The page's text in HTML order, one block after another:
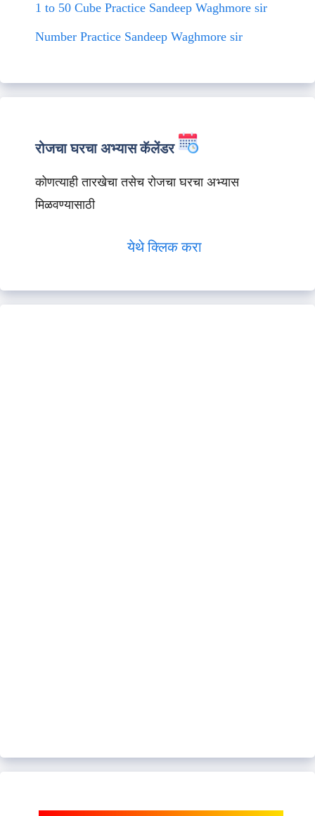
1 to 50 Cube Practice Sandeep Waghmore sir
Number Practice Sandeep Waghmore sir
रोजचा घरचा अभ्यास कॅलेंडर
कोणत्याही तारखेचा तसेच रोजचा घरचा अभ्यास
मिळवण्यासाठी
येथे क्लिक करा